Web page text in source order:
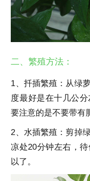
二、繁殖方法：
1、扦插繁殖：从绿
度最好是在十几公
要注意的是不要带有
2、水插繁殖：剪掉
凉处20分钟左右，
以了。